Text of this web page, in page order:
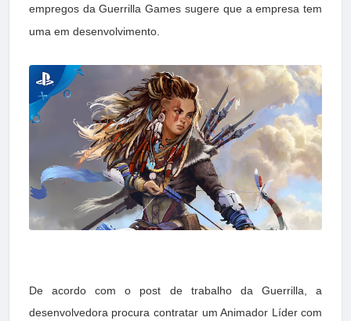
empregos da Guerrilla Games sugere que a empresa tem
uma em desenvolvimento.
De acordo com o post de trabalho da Guerrilla, a
desenvolvedora procura contratar um Animador Líder com